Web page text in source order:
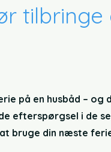
på en husbåd – og
i de
bruge din næste